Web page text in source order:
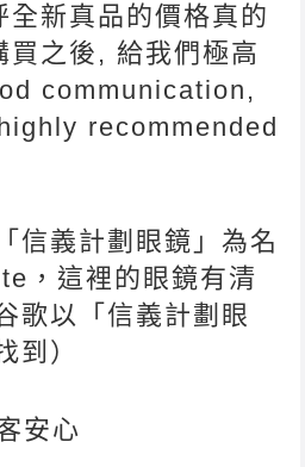
新真品的價格真的
買之後, 給我們極高
communication,
recommended
信義計劃眼鏡」為名
，這裡的眼鏡有清
歌以「信義計劃眼
到）
安心